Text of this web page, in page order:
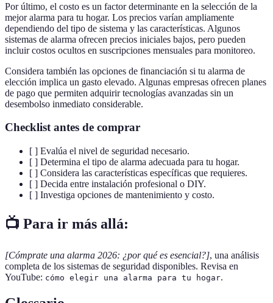
Por último, el costo es un factor determinante en la selección de la
mejor alarma para tu hogar. Los precios varían ampliamente
dependiendo del tipo de sistema y las características. Algunos
sistemas de alarma ofrecen precios iniciales bajos, pero pueden
incluir costos ocultos en suscripciones mensuales para monitoreo.
Considera también las opciones de financiación si tu alarma de
elección implica un gasto elevado. Algunas empresas ofrecen planes
de pago que permiten adquirir tecnologías avanzadas sin un
desembolso inmediato considerable.
Checklist antes de comprar
[ ] Evalúa el nivel de seguridad necesario.
[ ] Determina el tipo de alarma adecuada para tu hogar.
[ ] Considera las características específicas que requieres.
[ ] Decida entre instalación profesional o DIY.
[ ] Investiga opciones de mantenimiento y costo.
📺 Para ir más allá:
[Cómprate una alarma 2026: ¿por qué es esencial?], una análisis
completa de los sistemas de seguridad disponibles. Revisa en
YouTube: cómo elegir una alarma para tu hogar.